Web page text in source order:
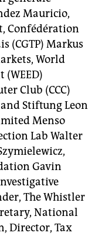
Mauricio,
Confédération
(CGTP) Markus
World
(WEED)
Club (CCC)
Stiftung Leon
Menso
Lab Walter
Gavin
The Whistler
National
Director, Tax